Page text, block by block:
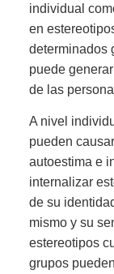
individual
en
determinados
puede
de las
A nivel
pueden
autoestima e
internalizar
de su
mismo y su
estereotipos
grupos